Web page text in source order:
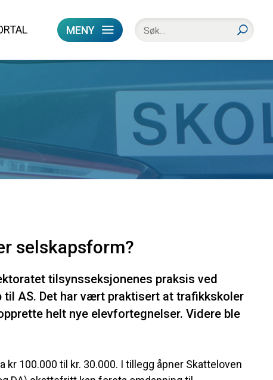
MENY
selskapsform?
tilsynsseksjonenes praksis ved
AS. Det har vært praktisert at trafikkskoler
helt nye elevfortegnelser. Videre ble
100.000 til kr. 30.000. I tillegg åpner Skatteloven